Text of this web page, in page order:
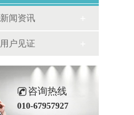
新闻资讯
用户见证
咨询热线
010-67957927